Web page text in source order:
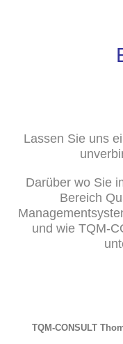
Lassen Sie uns
Darüber wo Sie
Bereich
und wie TQM-
TQM-CONSULT